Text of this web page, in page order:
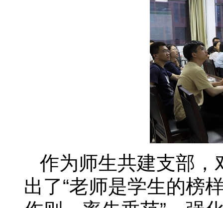
作为师生共建支部，
出了“老师是学生的榜